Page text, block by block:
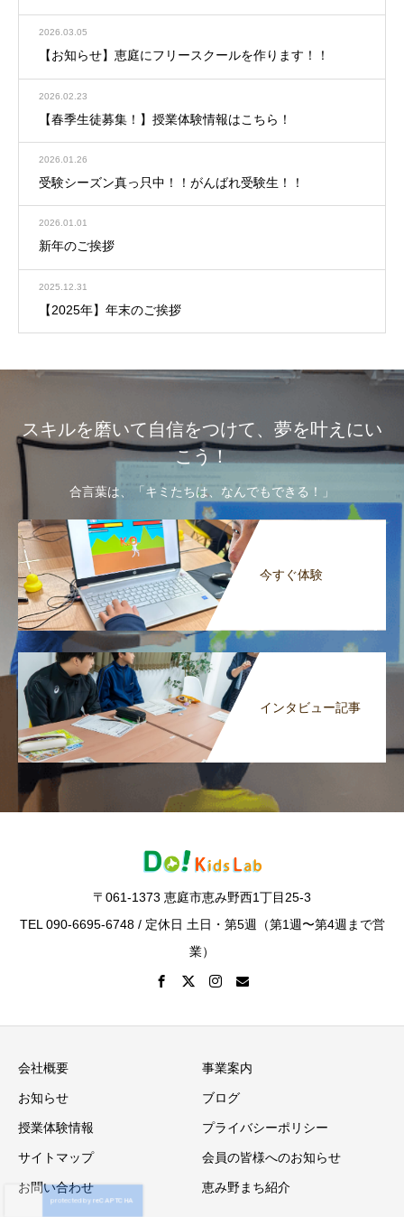
2026.03.05
【お知らせ】恵庭にフリースクールを作ります！！
2026.02.23
【春季生徒募集！】授業体験情報はこちら！
2026.01.26
受験シーズン真っ只中！！がんばれ受験生！！
2026.01.01
新年のご挨拶
2025.12.31
【2025年】年末のご挨拶
スキルを磨いて自信をつけて、夢を叶えにい
こう！
合言葉は、「キミたちは、なんでもできる！」
今すぐ体験
インタビュー記事
〒061-1373 恵庭市恵み野西1丁目25-3
TEL 090-6695-6748 / 定休日 土日・第5週（第1週〜第4週まで営
業）
会社概要 事業案内
お知らせ ブログ
授業体験情報 プライバシーポリシー
サイトマップ 会員の皆様へのお知らせ
お問い合わせ 恵み野まち紹介